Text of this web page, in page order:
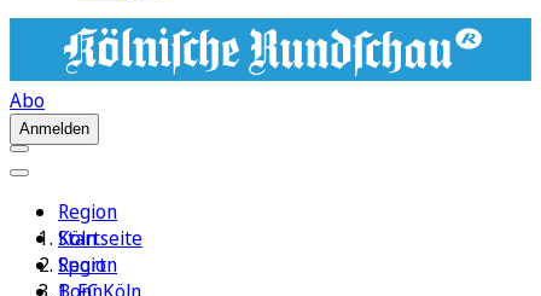
Abo
Anmelden
Region
Köln
Sport
Startseite
Region